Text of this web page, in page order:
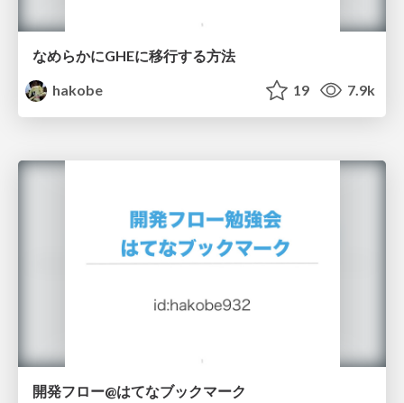
なめらかにGHEに移行する方法
hakobe
19 7.9k
開発フロー@はてなブックマーク